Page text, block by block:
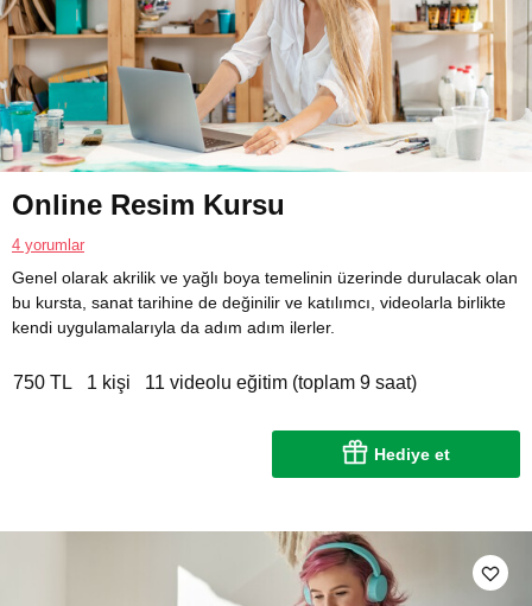
Online Resim Kursu
4 yorumlar
Genel olarak akrilik ve yağlı boya temelinin üzerinde durulacak olan
bu kursta, sanat tarihine de değinilir ve katılımcı, videolarla birlikte
kendi uygulamalarıyla da adım adım ilerler.
750 TL 1 kişi 11 videolu eğitim (toplam 9 saat)
Hediye et